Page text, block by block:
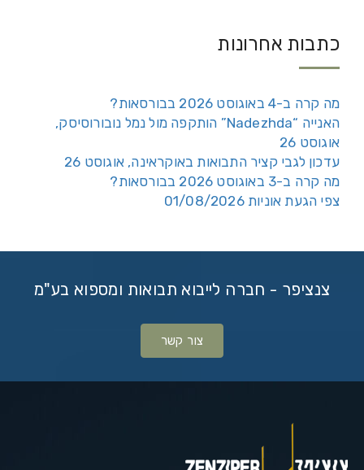
כתבות אחרונות
מה קרה ב-4 באוגוסט 2026 בבורסאות?
האנייה “Nadezhda” הותקפה מול נמל נובורוסיסק,
אוגוסט 26
עדכון לגבי קציר התבואות באוקראינה, אוגוסט 26
מה קרה ב-3 באוגוסט 2026 בבורסאות?
צפי הגעת אוניות 01/08/2026
צנציפר - חברה לייבוא תבואות ומספוא בע"מ
צור קשר